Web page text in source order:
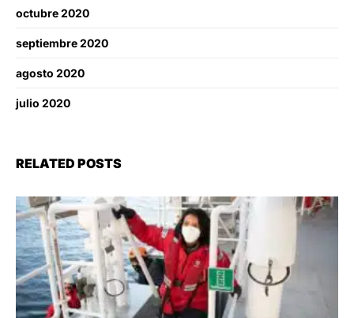
octubre 2020
septiembre 2020
agosto 2020
julio 2020
RELATED POSTS